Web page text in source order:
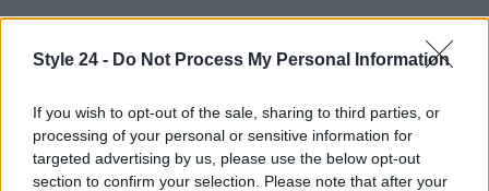
Style 24 - Do Not Process My Personal Information
If you wish to opt-out of the sale, sharing to third parties, or
processing of your personal or sensitive information for
targeted advertising by us, please use the below opt-out
section to confirm your selection. Please note that after your